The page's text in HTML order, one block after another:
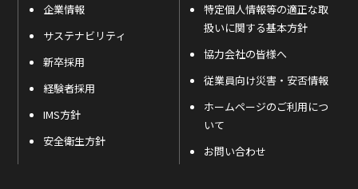
企業情報
サステナビリティ
新卒採用
経験者採用
IMS方針
安全衛生方針
特定個人情報等の適正な取
扱いに関する基本方針
協力会社の皆様へ
従業員向け災害・安否情報
ホームページのご利用につ
いて
お問い合わせ